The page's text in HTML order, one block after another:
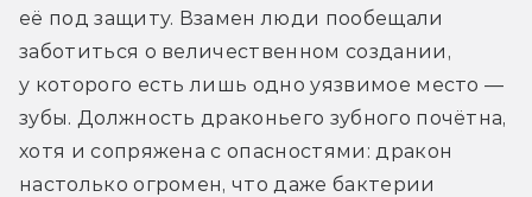
её под защиту. Взамен люди пообещали
заботиться о величественном создании,
у которого есть лишь одно уязвимое место —
зубы. Должность драконьего зубного почётна,
хотя и сопряжена с опасностями: дракон
настолько огромен, что даже бактерии